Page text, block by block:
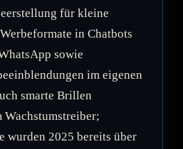
für kleine
in Chatbots
sowie
im eigenen
smarte Brillen
wurden 2025 bereits über